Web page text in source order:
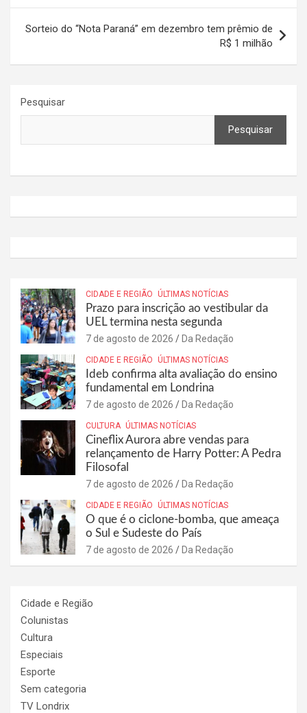
Post
Sorteio do “Nota Paraná” em dezembro tem prêmio de
R$ 1 milhão
Pesquisar
Pesquisar
CIDADE E REGIÃO ÚLTIMAS NOTÍCIAS
Prazo para inscrição ao vestibular da
UEL termina nesta segunda
7 de agosto de 2026 Da Redação
CIDADE E REGIÃO ÚLTIMAS NOTÍCIAS
Ideb confirma alta avaliação do ensino
fundamental em Londrina
7 de agosto de 2026 Da Redação
CULTURA ÚLTIMAS NOTÍCIAS
Cineflix Aurora abre vendas para
relançamento de Harry Potter: A Pedra
Filosofal
7 de agosto de 2026 Da Redação
CIDADE E REGIÃO ÚLTIMAS NOTÍCIAS
O que é o ciclone-bomba, que ameaça
o Sul e Sudeste do País
7 de agosto de 2026 Da Redação
Cidade e Região
Colunistas
Cultura
Especiais
Esporte
Sem categoria
TV Londrix